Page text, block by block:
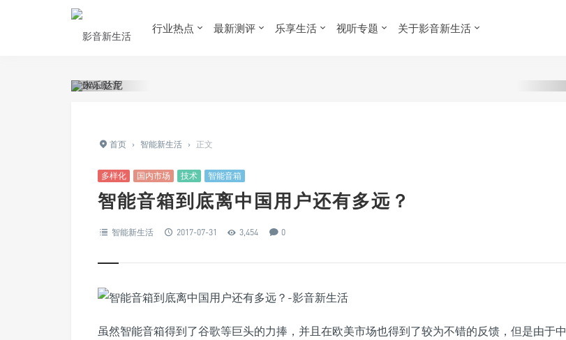
行业热点 最新测评 乐享生活 视听专题 关于影音新生活
首页 › 智能新生活 › 正文
多样化 国内市场 技术 智能音箱
智能音箱到底离中国用户还有多远？
智能新生活 2017-07-31 3,454 0
虽然智能音箱得到了谷歌等巨头的力捧，并且在欧美市场也得到了较为不错的反馈，但是由于中